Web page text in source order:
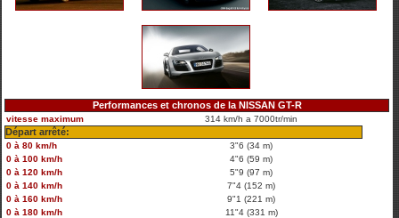
Performances et chronos de la NISSAN GT-R
vitesse maximum 314 km/h a 7000tr/min
Départ arrêté:
0 à 80 km/h
3"6 (34 m)
0 à 100 km/h
4"6 (59 m)
0 à 120 km/h
5"9 (97 m)
0 à 140 km/h
7"4 (152 m)
0 à 160 km/h
9"1 (221 m)
0 à 180 km/h
11"4 (331 m)